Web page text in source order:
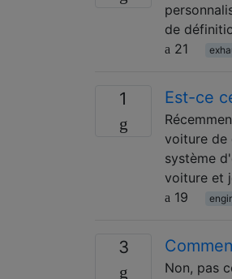
de
21
1 Est-ce
voiture de
système
voiture et
19
3
Non, pas